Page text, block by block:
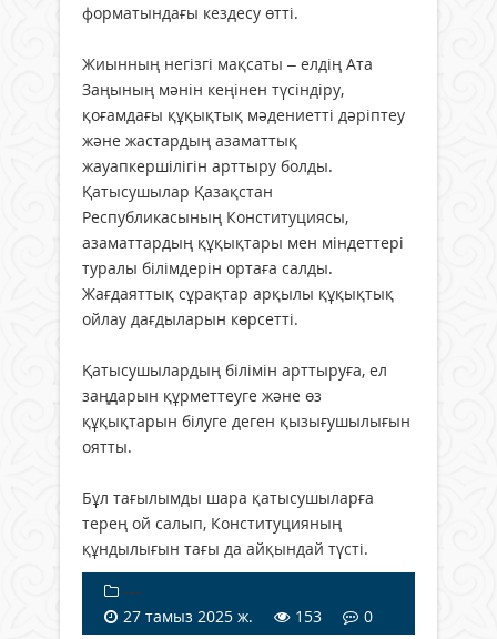
форматындағы кездесу өтті.
Жиынның негізгі мақсаты – елдің Ата
Заңының мәнін кеңінен түсіндіру,
қоғамдағы құқықтық мәдениетті дәріптеу
және жастардың азаматтық
жауапкершілігін арттыру болды.
Қатысушылар Қазақстан
Республикасының Конституциясы,
азаматтардың құқықтары мен міндеттері
туралы білімдерін ортаға салды.
Жағдаяттық сұрақтар арқылы құқықтық
ойлау дағдыларын көрсетті.
Қатысушылардың білімін арттыруға, ел
заңдарын құрметтеуге және өз
құқықтарын білуге деген қызығушылығын
оятты.
Бұл тағылымды шара қатысушыларға
терең ой салып, Конституцияның
құндылығын тағы да айқындай түсті.
---
27 тамыз 2025 ж.
153 0